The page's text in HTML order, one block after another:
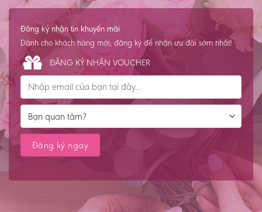
Đăng ký nhận tin khuyến mãi
Dành cho khách hàng mới, đăng ký để nhận ưu đãi sớm nhất!
ĐĂNG KÝ NHẬN VOUCHER